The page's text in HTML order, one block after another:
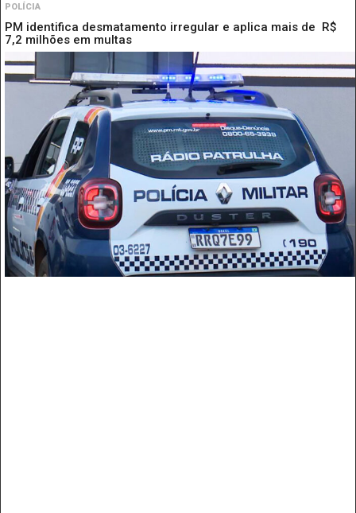
POLÍCIA
PM identifica desmatamento irregular e aplica mais de R$
7,2 milhões em multas